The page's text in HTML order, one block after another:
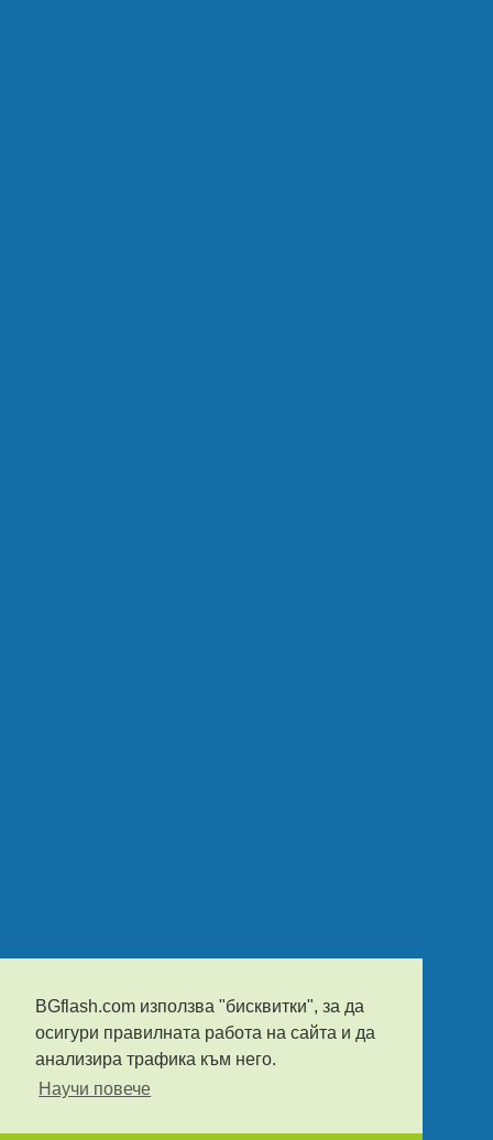
BGflash.com използва "бисквитки", за да
осигури правилната работа на сайта и да
анализира трафика към него.
Научи повече